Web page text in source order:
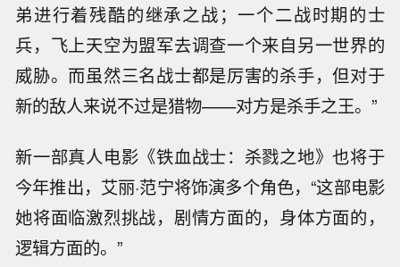
弟进行着残酷的继承之战；一个二战时期的士
兵，飞上天空为盟军去调查一个来自另一世界的
威胁。而虽然三名战士都是厉害的杀手，但对于
新的敌人来说不过是猎物——对方是杀手之王。”
新一部真人电影《铁血战士：杀戮之地》也将于
今年推出，艾丽·范宁将饰演多个角色，“这部电影
她将面临激烈挑战，剧情方面的，身体方面的，
逻辑方面的。”